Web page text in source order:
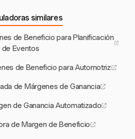
similares
de Beneficio para Planificación
de Eventos
de Beneficio para Automotriz
de Márgenes de Ganancia
de Ganancia Automatizado
de Margen de Beneficio